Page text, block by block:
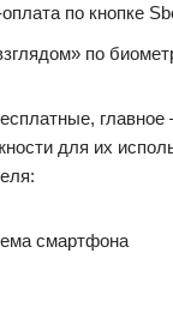
по кнопке
по
для их
смартфона